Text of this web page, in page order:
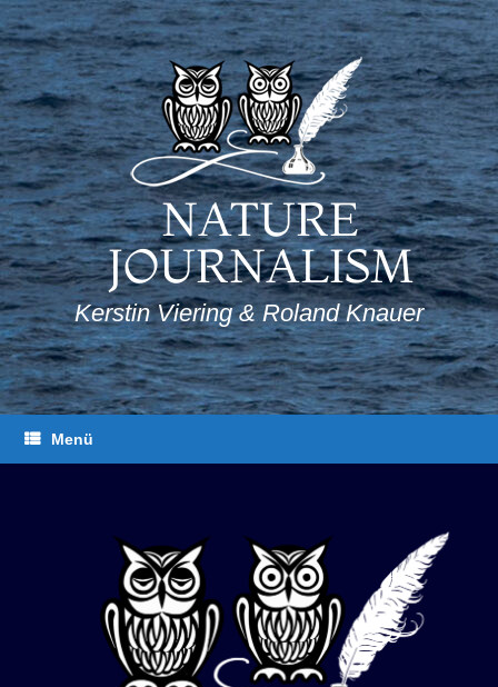
Zum
Inhalt
springen
NATURE
JOURNALISM
Kerstin Viering & Roland Knauer
Menü